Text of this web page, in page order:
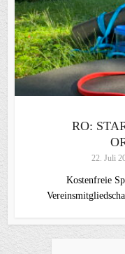
RO:
22. Juli
Kostenfreie